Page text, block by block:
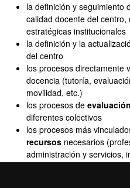
la definición y seguimiento
calidad docente del
estratégicas institucionales
la definición y la
del centro
los procesos directamente
docencia (tutoría,
movilidad, etc.)
los procesos de
diferentes colectivos
los procesos más
recursos necesarios
administración y servicios,